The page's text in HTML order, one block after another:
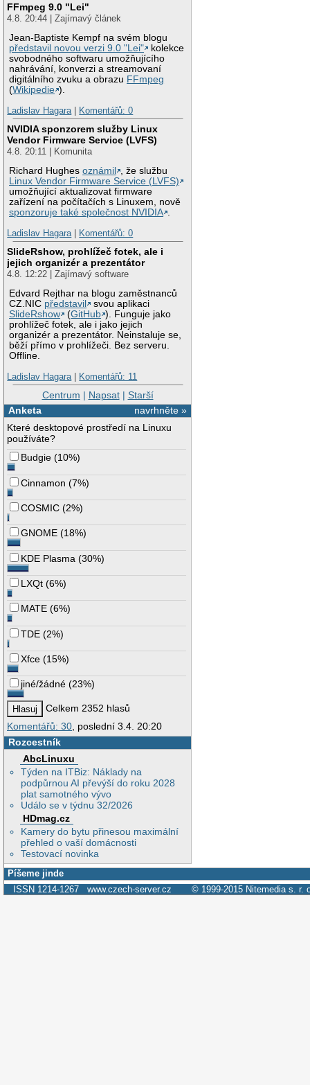
FFmpeg 9.0 "Lei"
4.8. 20:44 | Zajímavý článek
Jean-Baptiste Kempf na svém blogu
představil novou verzi 9.0 "Lei"
kolekce
svobodného softwaru umožňujícího
nahrávání, konverzi a streamovaní
digitálního zvuku a obrazu FFmpeg
(Wikipedie ).
Ladislav Hagara| Komentářů: 0
NVIDIA sponzorem služby Linux
Vendor Firmware Service (LVFS)
4.8. 20:11 | Komunita
Richard Hughesoznámil
, že službu
Linux Vendor Firmware Service (LVFS)
umožňující aktualizovat firmware
zařízení na počítačích s Linuxem, nově
sponzoruje také společnost NVIDIA .
Ladislav Hagara| Komentářů: 0
SlideRshow, prohlížeč fotek, ale i
jejich organizér a prezentátor
4.8. 12:22 | Zajímavý software
Edvard Rejthar na blogu zaměstnanců
CZ.NIC představil
svou aplikaci
SlideRshow
(GitHub ). Funguje jako
prohlížeč fotek, ale i jako jejich
organizér a prezentátor. Neinstaluje se,
běží přímo v prohlížeči. Bez serveru.
Offline.
Ladislav Hagara| Komentářů: 11
Centrum | Napsat| Starší
navrhněte »
Anketa
Které desktopové prostředí na Linuxu
používáte?
Budgie (10%)
Cinnamon (7%)
COSMIC (2%)
GNOME (18%)
KDE Plasma (30%)
LXQt (6%)
MATE (6%)
TDE (2%)
Xfce (15%)
jiné/žádné (23%)
Celkem 2352 hlasů
Komentářů: 30 , poslední 3.4. 20:20
Rozcestník
AbcLinuxu
Týden na ITBiz: Náklady na
podpůrnou AI převýší do roku 2028
plat samotného vývo
Událo se v týdnu 32/2026
HDmag.cz
Kamery do bytu přinesou maximální
přehled o vaší domácnosti
Testovací novinka
Píšeme jinde
ISSN 1214-1267 www.czech-server.cz © 1999-2015 Nitemedia s. r.